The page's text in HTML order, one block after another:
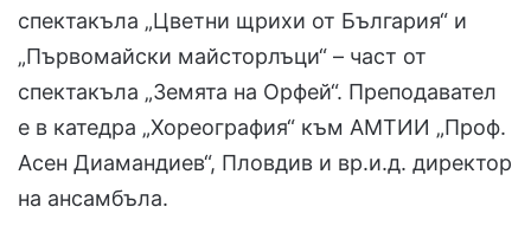
спектакъла „Цветни щрихи от България“ и
„Първомайски майсторлъци“ – част от
спектакъла „Земята на Орфей“. Преподавател
е в катедра „Хореография“ към АМТИИ „Проф.
Асен Диамандиев“, Пловдив и вр.и.д. директор
на ансамбъла.